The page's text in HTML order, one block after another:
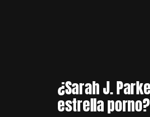
¿Sarah J.
estrella porno?